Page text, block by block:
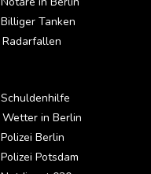
Billiger Tanken
Radarfallen
Schuldenhilfe
Wetter in Berlin
Polizei Berlin
Polizei Potsdam